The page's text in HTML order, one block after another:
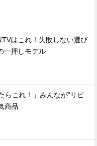
はこれ！失敗しない選び
一押しモデル
らこれ！」みんなが"リピ
商品